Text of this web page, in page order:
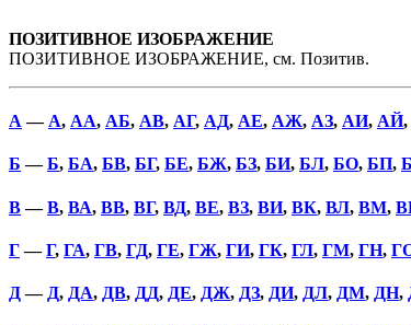
ПОЗИТИВНОЕ ИЗОБРАЖЕНИЕ
ПОЗИТИВНОЕ ИЗОБРАЖЕНИЕ, см. Позитив.
А — А, АА, АБ, АВ, АГ, АД, АЕ, АЖ, АЗ, АИ, АЙ,
Б —Б, БА, БВ, БГ, БЕ, БЖ, БЗ, БИ, БЛ, БО, БП,
В—В, ВА, ВВ, ВГ, ВД, ВЕ, ВЗ, ВИ, ВК, ВЛ, ВМ,
Г—Г, ГА, ГВ, ГД, ГЕ, ГЖ, ГИ, ГК, ГЛ, ГМ, ГН,
Д— Д, ДА, ДВ, ДД, ДЕ, ДЖ, ДЗ, ДИ, ДЛ, ДМ, ДН,